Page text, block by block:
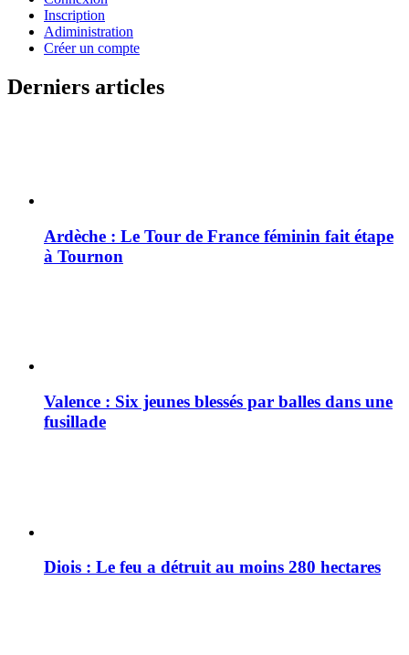
Inscription
Adiministration
Créer un compte
Derniers articles
Ardèche : Le Tour de France féminin fait étape
à Tournon
Valence : Six jeunes blessés par balles dans une
fusillade
Diois : Le feu a détruit au moins 280 hectares